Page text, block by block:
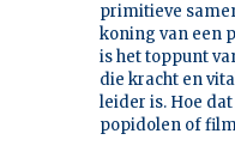
primitieve
koning van een
is het toppunt
die kracht en
leider is. Hoe
popidolen of